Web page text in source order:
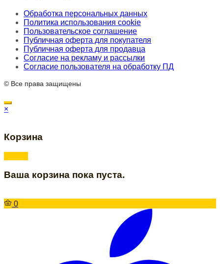
Обработка персональных данных
Политика использования cookie
Пользовательское соглашение
Публичная оферта для покупателя
Публичная оферта для продавца
Согласие на рекламу и рассылки
Согласие пользователя на обработку ПД
© Все права защищены
×
Корзина
Ваша корзина пока пуста.
0